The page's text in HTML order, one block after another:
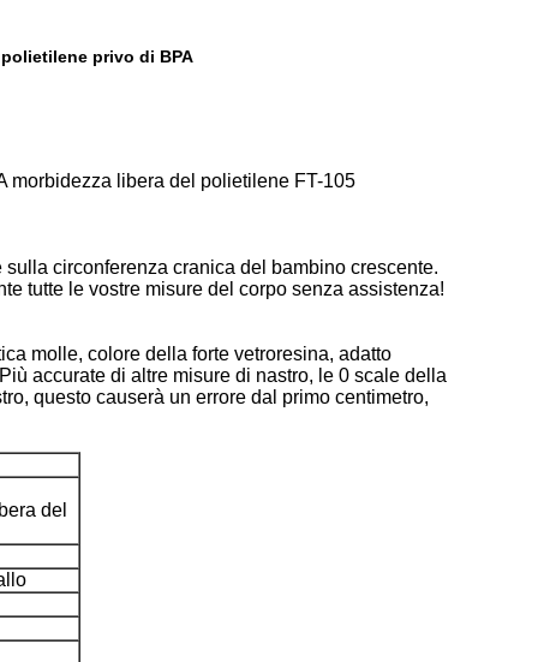
privo di BPA
morbidezza libera del polietilene FT-105
circonferenza cranica del bambino crescente.
tutte le vostre misure del corpo senza assistenza!
molle, colore della forte vetroresina, adatto
accurate di altre misure di nastro, le 0 scale della
questo causerà un errore dal primo centimetro,
del